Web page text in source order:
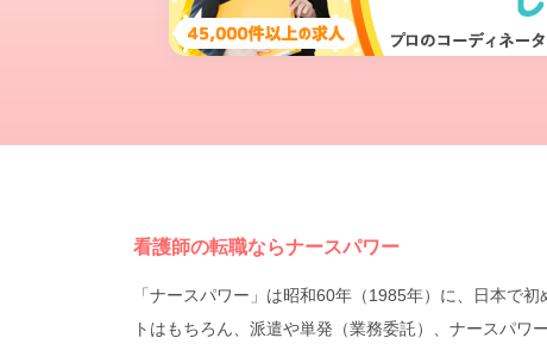
看護師の転職ならナースパワー
「ナースパワー」は昭和60年（1985年）に、日本で
トはもちろん、派遣や単発（業務委託）、ナースパ